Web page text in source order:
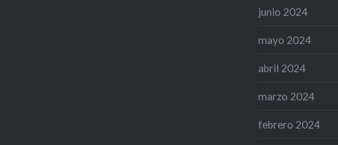
junio 2024
mayo 2024
abril 2024
marzo 2024
febrero 2024